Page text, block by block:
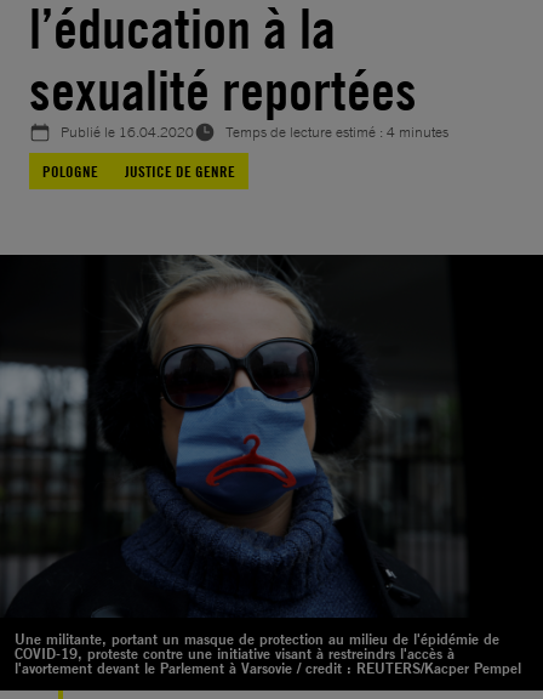
l’éducation à la
sexualité reportées
Publié le 16.04.2020
Temps de lecture estimé : 4 minutes
POLOGNE
JUSTICE DE GENRE
Une militante, portant un masque de protection au milieu de l'épidémie de
COVID-19, proteste contre une initiative visant à restreindrs l'accès à
l'avortement devant le Parlement à Varsovie / credit : REUTERS/Kacper Pempel